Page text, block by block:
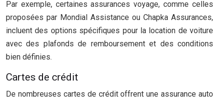
Par exemple, certaines assurances voyage, comme celles
proposées par Mondial Assistance ou Chapka Assurances,
incluent des options spécifiques pour la location de voiture
avec des plafonds de remboursement et des conditions
bien définies.
Cartes de crédit
De nombreuses cartes de crédit offrent une assurance auto